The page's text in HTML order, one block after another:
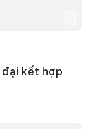
đại kết hợp